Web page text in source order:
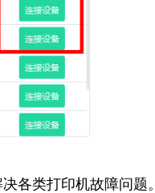
各类打印机故障问题。